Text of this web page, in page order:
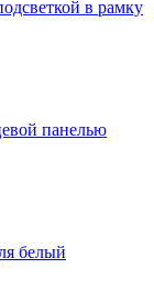
в рамку
панелью
белый